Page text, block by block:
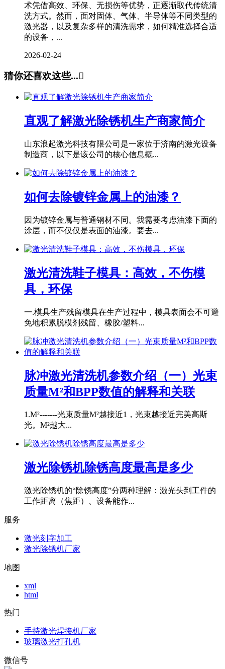
术凭借高效、环保、无损伤等优势，正逐渐取代传统清
洗方式。然而，面对固体、气体、半导体等不同类型的
激光器，以及复杂多样的清洗需求，如何精准选择合适
的设备，...
2026-02-24
猜你还喜欢这些...
直观了解激光除锈机生产商家简介
山东浪起激光科技有限公司是一家位于济南的激光设备
制造商，以下是该公司的核心信息概...
如何去除镀锌金属上的油漆？
因为镀锌金属与普通钢材不同。我需要考虑油漆下面的
涂层，而不仅仅是表面的油漆。要去...
激光清洗鞋子模具：高效，不伤模
具，环保
一.模具生产残留模具在生产过程中，模具表面会不可避
免地积累脱模剂残留、橡胶/塑料...
脉冲激光清洗机参数介绍（一）光束
质量M²和BPP数值的解释和关联
1.M²-------光束质量M²越接近1，光束越接近完美高斯
光。M²越大...
激光除锈机除锈高度最高是多少
激光除锈机的“除锈高度”分两种理解：激光头到工件的
工作距离（焦距）、设备能作...
服务
激光刻字加工
激光除锈机厂家
地图
xml
html
热门
手持激光焊接机厂家
玻璃激光打孔机
微信号